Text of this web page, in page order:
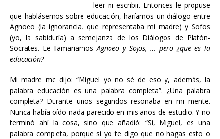
leer ni escribir. Entonces le propuse
que hablásemos sobre educación, haríamos un diálogo entre
Agnoeo (la ignorancia, que representaba mi madre) y Sofos
(yo, la sabiduría) a semejanza de los Diálogos de Platón-
Sócrates. Le llamaríamosAgnoeo y Sofos, … pero ¿qué es la
educación?
Mi madre me dijo: “Miguel yo no sé de eso y, además, la
palabra educación es una palabra completa”. ¿Una palabra
completa? Durante unos segundos resonaba en mi mente.
Nunca había oído nada parecido en mis años de estudio. Y no
terminó ahí la cosa, sino que añadió: “Sí, Miguel, es una
palabra completa, porque si yo te digo que no hagas esto o